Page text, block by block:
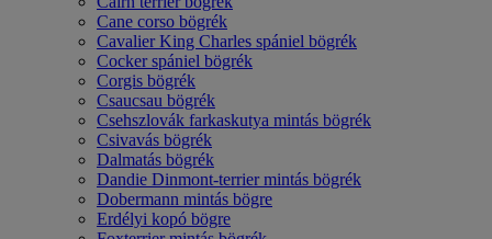
Cane corso bögrék
Cavalier King Charles spániel bögrék
Cocker spániel bögrék
Corgis bögrék
Csaucsau bögrék
Csehszlovák farkaskutya mintás bögrék
Csivavás bögrék
Dalmatás bögrék
Dandie Dinmont-terrier mintás bögrék
Dobermann mintás bögre
Erdélyi kopó bögre